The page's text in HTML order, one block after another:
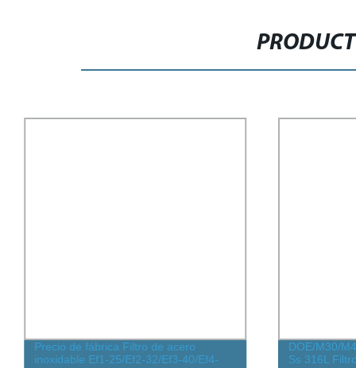
Precio de fábrica Filtro de acero
inoxidable Ef1-25/Ef2-32/Ef3-40/Ef4-
DOE/M30/
Ss 316L